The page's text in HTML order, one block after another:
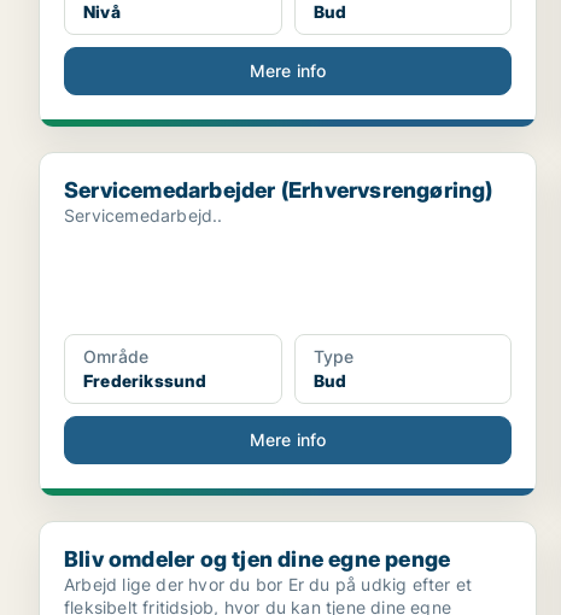
Nivå
Bud
Mere info
Servicemedarbejder (Erhvervsrengøring)
Servicemedarbejder (Erhvervsrengøring)
Servicemedarbejd..
Område
Frederikssund
Type
Bud
Mere info
Bliv omdeler og tjen dine egne penge
Bliv omdeler og tjen dine egne penge
Arbejd lige der hvor du bor Er du på udkig efter et
fleksibelt fritidsjob, hvor du kan tjene dine egne